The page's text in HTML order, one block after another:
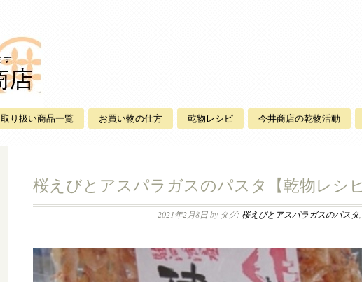
取り扱い商品一覧 お買い物の仕方 乾物レシピ 今井商店の乾物活動
桜えびとアスパラガスのパスタ【乾物レシピ
2021年2月8日by タグ: 桜えびとアスパラガスのパスタ